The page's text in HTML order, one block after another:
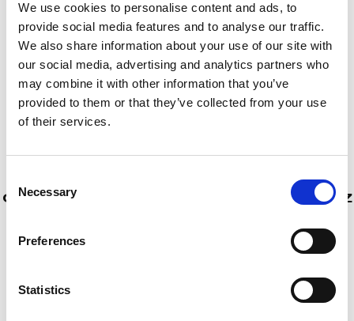
We use cookies to personalise content and ads, to
provide social media features and to analyse our traffic.
We also share information about your use of our site with
our social media, advertising and analytics partners who
may combine it with other information that you’ve
provided to them or that they’ve collected from your use
of their services.
Selection
Necessary
Preferences
Statistics
O SHIELD BACKPLATE GOLDENES KREUZ